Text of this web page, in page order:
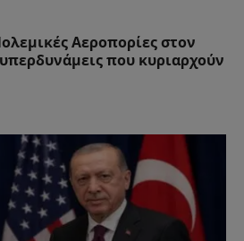
Αεροπορίες στον
που κυριαρχούν